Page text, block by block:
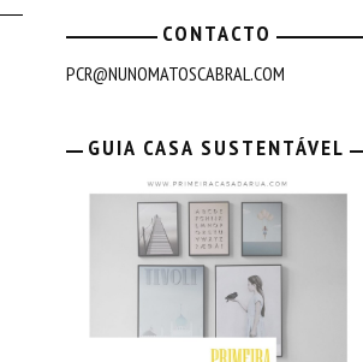
CONTACTO
PCR@NUNOMATOSCABRAL.COM
GUIA CASA SUSTENTÁVEL